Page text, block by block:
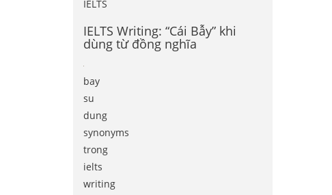
IELTS
IELTS Writing: “Cái Bẫy” khi
dùng từ đồng nghĩa
bay
su
dung
synonyms
trong
ielts
writing